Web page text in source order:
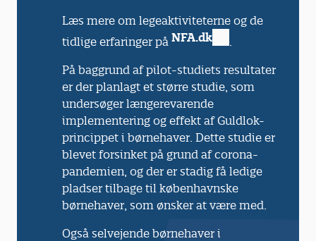
Læs mere om legeaktiviteterne og de
tidlige erfaringer på NFA.dk
.
På baggrund af pilot-studiets resultater
er der planlagt et større studie, som
undersøger længerevarende
implementering og effekt af Guldlok-
princippet i børnehaver. Dette studie er
blevet forsinket på grund af corona-
pandemien, og der er stadig få ledige
pladser tilbage til københavnske
børnehaver, som ønsker at være med.
Også selvejende børnehaver i